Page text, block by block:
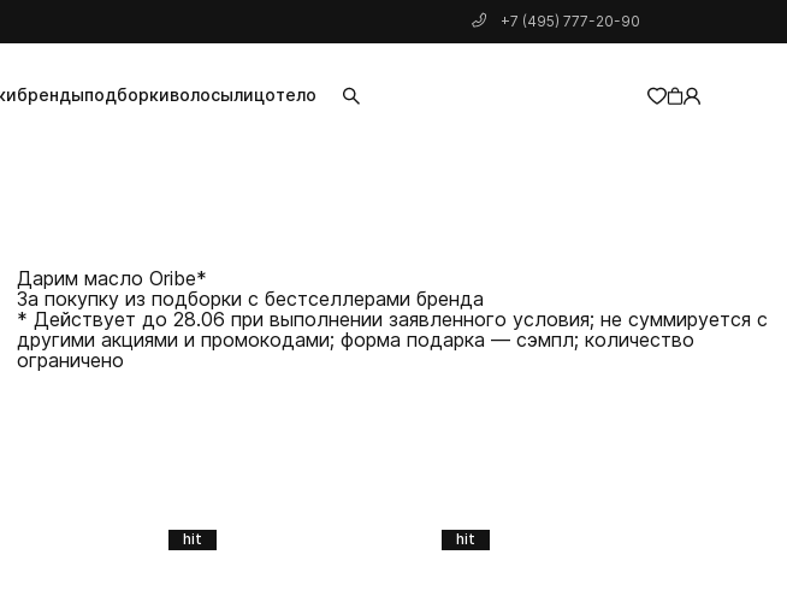
+7 (495) 777-20-90
брендыподборкиволосылицотело
Дарим масло Oribe*
За покупку из подборки с бестселлерами бренда
* Действует до 28.06 при выполнении заявленного условия; не суммируется с
другими акциями и промокодами; форма подарка — сэмпл; количество
ограничено
hit hit